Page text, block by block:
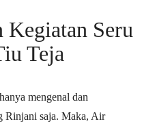
Kegiatan Seru
Teja
mengenal dan
Rinjani saja. Maka, Air